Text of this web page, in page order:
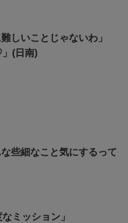
しいことじゃないわ」
(日南)
些細なこと気にするって
ミッション」